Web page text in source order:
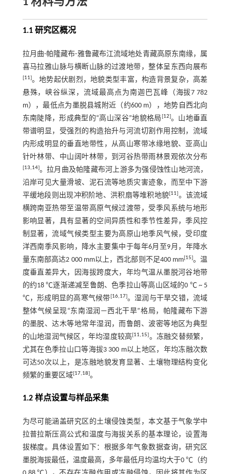
1.1 研究区概况
拉月曲-帕隆藏布-雅鲁藏布江流域地处青藏高原东南缘，属
喜马拉雅山脉与横断山脉的过渡地带，整体呈东西向展布
[11]。地势起伏剧烈，地貌类型丰富，构造背景复杂，高差
悬殊，峡谷纵深，流域最高点为南迦巴瓦峰（海拔7 782
m），最低点为墨脱县城附近（约600 m），地势自西北向
东南陡降，形成典型的“高山深谷”地貌格局 [12]。山地垂直
带谱明显，受强烈的构造抬升与河流切割作用控制，流域
内形成明显的垂直地带性，从高山寒带冰缘地貌、亚高山
针叶林带、中山阔叶林带，到河谷热带雨林景观依次分布
[13,14]。拉月曲及帕隆藏布河上游多为强侵蚀性山地河流，
沿岸可见大量滑坡、泥石流等地质灾害迹象，而至中下游
平缓地段则出现冲积阶地、洪积扇等堆积地貌[11]。该流域
横跨南亚热带至温带高原气候过渡带，受季风系统与地形
影响显著，具有显著的空间异质性和季节性差异，季风控
制显著，流域气候类型主要为高原山地季风气候，受印度
洋西南季风影响，降水主要集中于每年6月至9月，年降水
量东南部高达2 000 mm以上，西北部则不足400 mm[15]。温
度垂直差异大，因海拔跨度大，年均气温从墨脱河谷地带
的约18 ℃逐渐递减至鲁朗、色季拉山等高山区域的0 ℃ ~ 5
℃，形成明显的高寒气候带 [16,17]。湿润与干旱交错，流域
整体气候呈现“东南湿润—西北干旱”格局，帕隆藏布下游
的墨脱、达木等地常年湿润，而鲁朗、波密等地区为典型
的山地湿润气候区，年均湿度较高[11,15]。冻融交替频繁，
尤其在色季拉山口等海拔3 300 m以上地区，年均冻融次数
可达50次以上，是冻融地貌发育显著、土壤物理结构变化
频繁的重要区域[17,18]。
1.2 样点设置与样品采集
为尽可能涵盖研究区的土壤侵蚀类型，本文基于气象学中
拉普拉斯压高公式和温度与海拔关系的基本理论，设置海
拔梯度。具体设置如下：根据多年气象数据查询，研究区
墨脱海拔最低，温度最高，多年最低月均温均大于0 ℃（约